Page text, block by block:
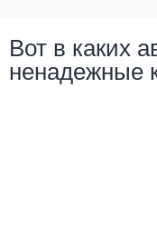
Вот в каких
ненадежные